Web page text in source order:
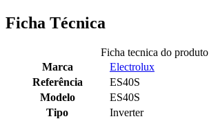
Ficha Técnica
Ficha tecnica do produto
Marca
Electrolux
Referência
ES40S
Modelo
ES40S
Tipo
Inverter